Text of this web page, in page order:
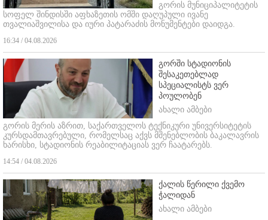
გორის მუნიციპალიტეტის
სოფელ შინდისში აფხაზეთის ომში დაღუპული ივანე
თვალიაშვილისა და იური პატარაძის მონუმენტები დაიდგა.
16:34 / 04.08.2026
გორში სტადიონის
შესაკეთებლად
სპეციალისტს ვერ
პოულობენ
ახალი ამბები
გორის მერის აზრით, საქართველოს ტექნიკური უნივერსიტეტის
კურსდამთავრებული, რომელსაც აქვს მშენებლობის ბაკალავრის
ხარისხი, სტადიონის რეაბილიტაციას ვერ ჩაატარებს.
14:54 / 04.08.2026
ქალის წერილი ქვემო
ჭალიდან
ახალი ამბები